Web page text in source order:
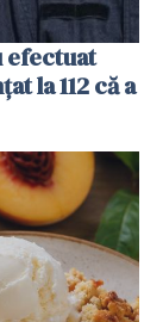
efectuat
la 112 că a